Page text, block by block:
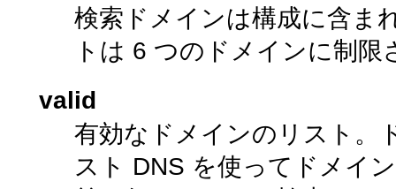
検索ドメインは構成に含ま
トは 6 つのドメインに制限
valid
有効なドメインのリスト。
スト DNS を使ってドメイ